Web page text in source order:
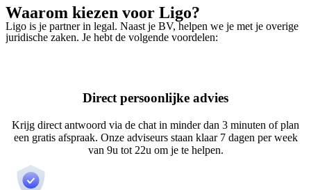
Waarom kiezen voor Ligo?
Ligo is je partner in legal. Naast je BV, helpen we je met je overige
juridische zaken. Je hebt de volgende voordelen:
Direct persoonlijke advies
Krijg direct antwoord via de chat in minder dan 3 minuten of plan
een gratis afspraak. Onze adviseurs staan klaar 7 dagen per week
van 9u tot 22u om je te helpen.